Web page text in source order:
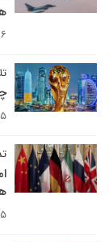
۱۶
۱۵
۱۵